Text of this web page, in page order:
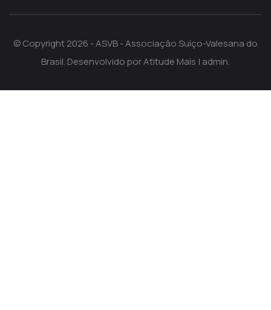
© Copyright 2026 - ASVB - Associação Suíço-Valesana do
Brasil. Desenvolvido porAtitude Mais | admin.